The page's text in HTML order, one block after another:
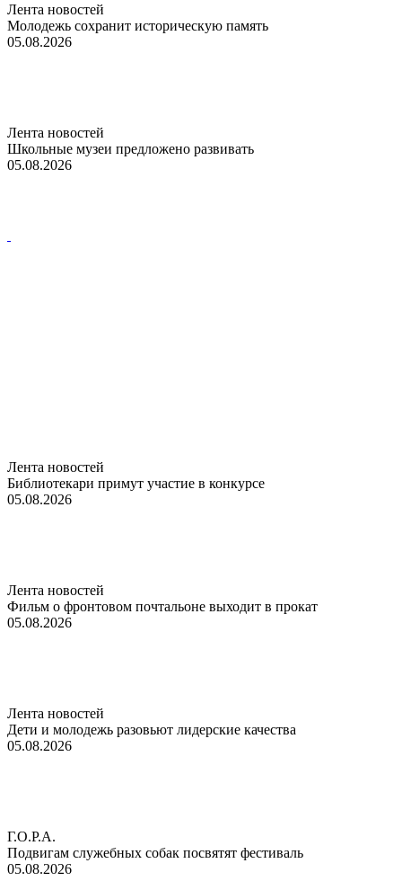
Лента новостей
Молодежь сохранит историческую память
05.08.2026
Лента новостей
Школьные музеи предложено развивать
05.08.2026
Лента новостей
Библиотекари примут участие в конкурсе
05.08.2026
Лента новостей
Фильм о фронтовом почтальоне выходит в прокат
05.08.2026
Лента новостей
Дети и молодежь разовьют лидерские качества
05.08.2026
Г.О.Р.А.
Подвигам служебных собак посвятят фестиваль
05.08.2026